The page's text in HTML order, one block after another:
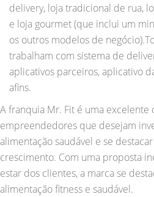
delivery, loja tradicional de rua,
e loja gourmet (que inclui um
os outros modelos de
trabalham com sistema de
aplicativos parceiros, aplicativo
afins.
A franquia Mr. Fit é uma excelente
empreendedores que desejam
alimentação saudável e se
crescimento. Com uma proposta
estar dos clientes, a marca se
alimentação fitness e saudável.